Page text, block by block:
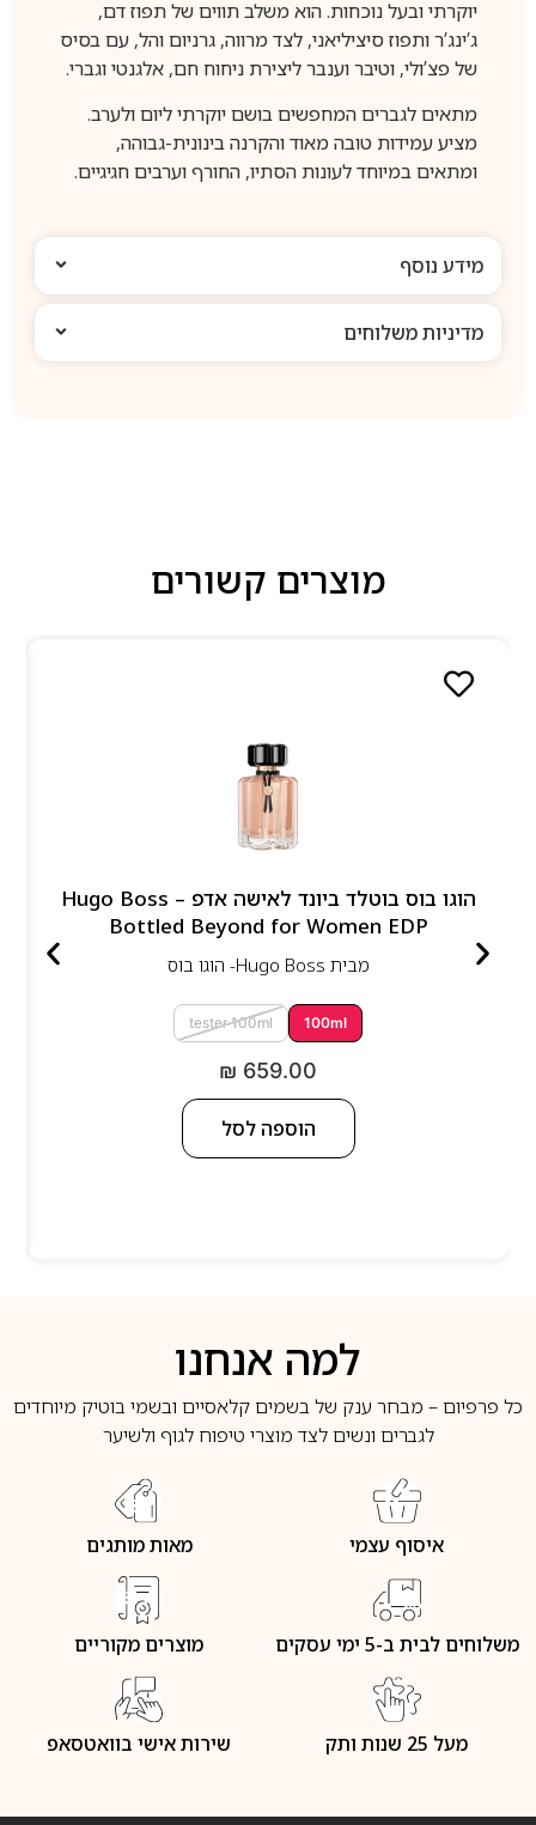
יוקרתי ובעל נוכחות. הוא משלב תווים של תפוז דם,
ג’ינג’ר ותפוז סיציליאני, לצד מרווה, גרניום והל, עם בסיס
של פצ’ולי, וטיבר וענבר ליצירת ניחוח חם, אלגנטי וגברי.
מתאים לגברים המחפשים בושם יוקרתי ליום ולערב.
מציע עמידות טובה מאוד והקרנה בינונית-גבוהה,
ומתאים במיוחד לעונות הסתיו, החורף וערבים חגיגיים.
מידע נוסף
מדיניות משלוחים
מוצרים קשורים
הוגו בוס בוטלד ביונד לאישה אדפ – Hugo Boss
Bottled Beyond for Women EDP
מבית Hugo Boss- הוגו בוס
100ml
tester 100ml
₪ 659.00
הוספה לסל
למה אנחנו
כל פרפיום – מבחר ענק של בשמים קלאסיים ובשמי בוטיק מיוחדים
לגברים ונשים לצד מוצרי טיפוח לגוף ולשיער
איסוף עצמי מאות מותגים
משלוחים לבית ב-5 ימי עסקים מוצרים מקוריים
מעל 25 שנות ותק שירות אישי בוואטסאפ